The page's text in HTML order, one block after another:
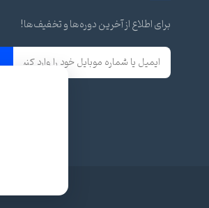
برای اطلاع از آخرین دوره‌ها و تخفیف‌ها!